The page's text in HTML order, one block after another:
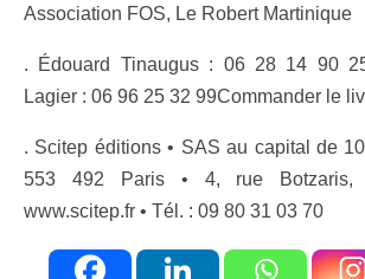
Association FOS, Le Robert Martinique
. Édouard Tinaugus : 06 28 14 90
Lagier : 06 96 25 32 99Commander le
. Scitep éditions • SAS au capital de
553 492 Paris • 4, rue Botzaris,
www.scitep.fr • Tél. : 09 80 31 03 70